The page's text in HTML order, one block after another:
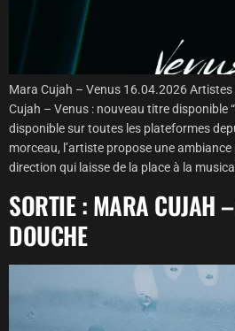
Mara Cujah – Venus 16.04.2026
Cujah – Venus : nouveau titre disponible
disponible sur toutes les plateformes
morceau, l’artiste propose une
direction qui laisse de la place à la
SORTIE : MARA CUJAH
DOUCHE